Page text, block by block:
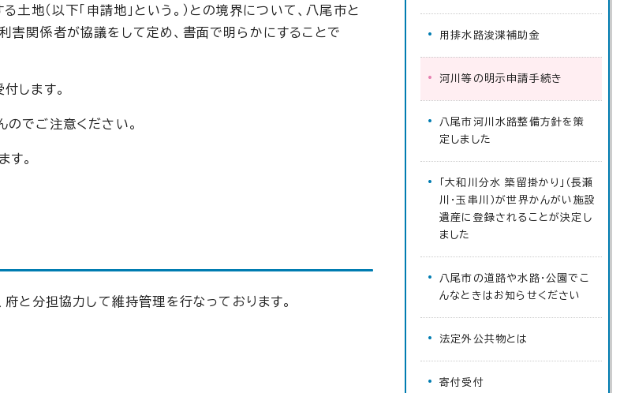
地（以下「申請地」という。）との境界について、八尾市と
関係者が協議をして定め、書面で明らかにすることで
します。
でご注意ください。
す。
と分担協力して維持管理を行なっております。
用排水路浚渫補助金
河川等の明示申請手続き
八尾市河川水路整備方針を策
定しました
「大和川分水 築留掛かり」（長瀬
川・玉串川）が世界かんがい施設
遺産に登録されることが決定し
ました
八尾市の道路や水路・公園でこ
んなときはお知らせください
法定外公共物とは
寄付受付